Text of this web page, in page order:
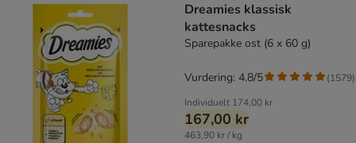
Dreamies klassisk
kattesnacks
Sparepakke ost (6 x 60 g)
Individuelt 174,00 kr
167,00 kr
463,90 kr / kg
Vurdering: 4.8/5 (1579)